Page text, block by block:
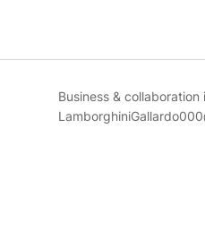
Business & collaboration